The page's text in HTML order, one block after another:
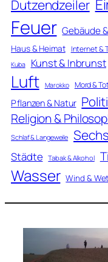
Dutzendzeiler
Feuer Gebäude
Haus & Heimat Internet &
Kuba Kunst & Inbrunst
Luft Marokko Mord &
Pflanzen & Natur
Religion &
Schlaf & Langeweile
Städte Tabak & Alkohol
Wasser Wind &